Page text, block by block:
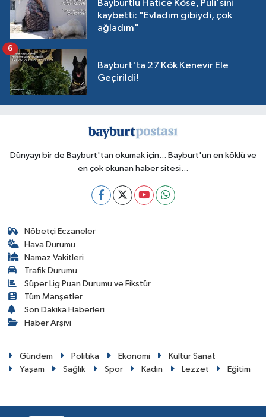
Bayburtlu Hatice Köse, Puli'sini
kaybetti: "Evladım gibiydi, çok
ağladım"
Bayburt'ta 27 Kök Kenevir Ele
Geçirildi!
6
Dünyayı bir de Bayburt'tan okumak için... Bayburt'un en köklü ve
en çok okunan haber sitesi...
Nöbetçi Eczaneler
Hava Durumu
Namaz Vakitleri
Trafik Durumu
Süper Lig Puan Durumu ve Fikstür
Tüm Manşetler
Son Dakika Haberleri
Haber Arşivi
Gündem Politika Ekonomi
Kültür Sanat
Yaşam
Sağlık Spor Kadın Lezzet Eğitim